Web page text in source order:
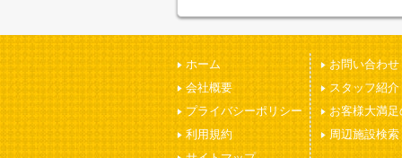
ホーム
会社概要
プライバシーポリシー
利用規約
お問い合わせ
スタッフ紹介
お客様大満足
周辺施設検索